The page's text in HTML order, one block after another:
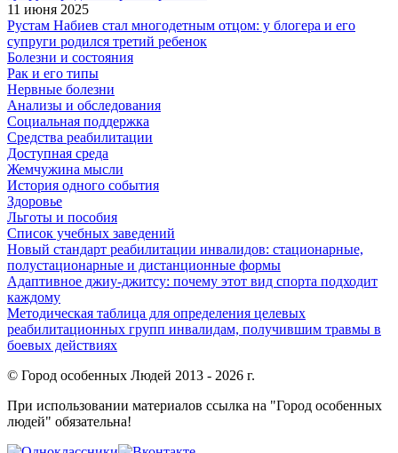
11 июня 2025
Рустам Набиев стал многодетным отцом: у блогера и его
супруги родился третий ребенок
Болезни и состояния
Рак и его типы
Нервные болезни
Анализы и обследования
Социальная поддержка
Средства реабилитации
Доступная среда
Жемчужина мысли
История одного события
Здоровье
Льготы и пособия
Список учебных заведений
Новый стандарт реабилитации инвалидов: стационарные,
полустационарные и дистанционные формы
Адаптивное джиу-джитсу: почему этот вид спорта подходит
каждому
Методическая таблица для определения целевых
реабилитационных групп инвалидам, получившим травмы в
боевых действиях
© Город особенных Людей 2013 - 2026 г.
При использовании материалов ссылка на "Город особенных
людей" обязательна!